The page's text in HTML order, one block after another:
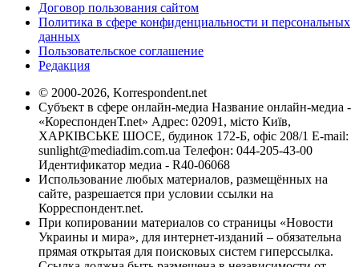
Договор пользования сайтом
Политика в сфере конфиденциальности и персональных
данных
Пользовательское соглашение
Редакция
© 2000-2026, Korrespondent.net
Субъект в сфере онлайн-медиа Название онлайн-медиа -
«КореспонденТ.net» Адрес: 02091, місто Київ,
ХАРКІВСЬКЕ ШОСЕ, будинок 172-Б, офіс 208/1 E-mail:
sunlight@mediadim.com.ua Телефон: 044-205-43-00
Идентификатор медиа - R40-06068
Использование любых материалов, размещённых на
сайте, разрешается при условии ссылки на
Корреспондент.net.
При копировании материалов со страницы «Новости
Украины и мира», для интернет-изданий – обязательна
прямая открытая для поисковых систем гиперссылка.